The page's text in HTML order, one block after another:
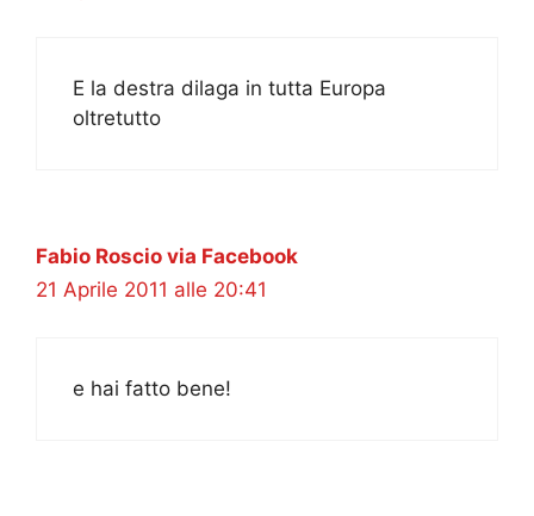
E la destra dilaga in tutta Europa
oltretutto
Fabio Roscio via Facebook
21 Aprile 2011 alle 20:41
e hai fatto bene!